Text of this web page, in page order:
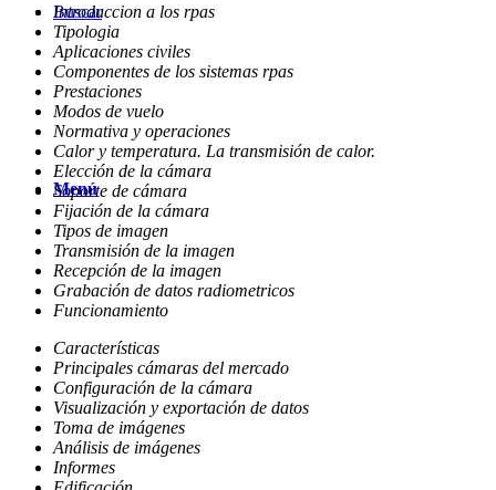
Buscar
Menú
Introduccion a los rpas
Tipologia
Aplicaciones civiles
Componentes de los sistemas rpas
Prestaciones
Modos de vuelo
Normativa y operaciones
Calor y temperatura. La transmisión de calor.
Elección de la cámara
Soporte de cámara
Fijación de la cámara
Tipos de imagen
Transmisión de la imagen
Recepción de la imagen
Grabación de datos radiometricos
Funcionamiento
Características
Principales cámaras del mercado
Configuración de la cámara
Visualización y exportación de datos
Toma de imágenes
Análisis de imágenes
Informes